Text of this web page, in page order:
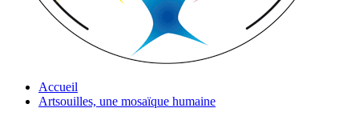
Accueil
Artsouilles, une mosaïque humaine